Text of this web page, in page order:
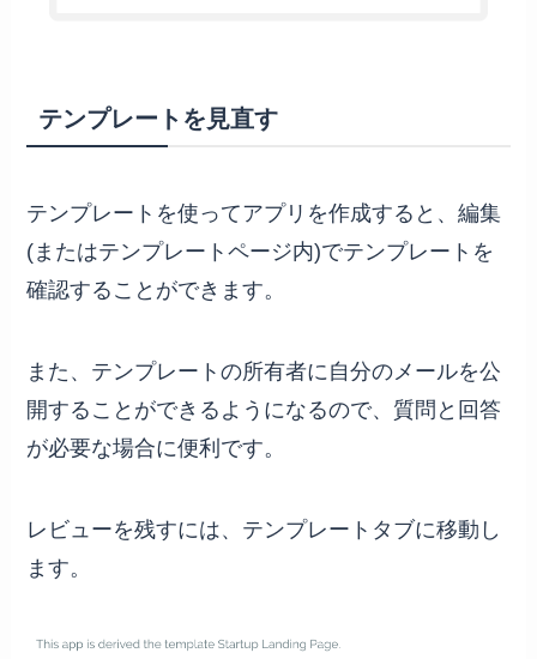
テンプレートを見直す
テンプレートを使ってアプリを作成すると、編集
(またはテンプレートページ内)でテンプレートを
確認することができます。
また、テンプレートの所有者に自分のメールを公
開することができるようになるので、質問と回答
が必要な場合に便利です。
レビューを残すには、テンプレートタブに移動し
ます。